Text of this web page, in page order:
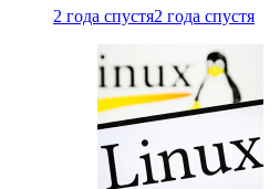
2 года спустя2 года спустя